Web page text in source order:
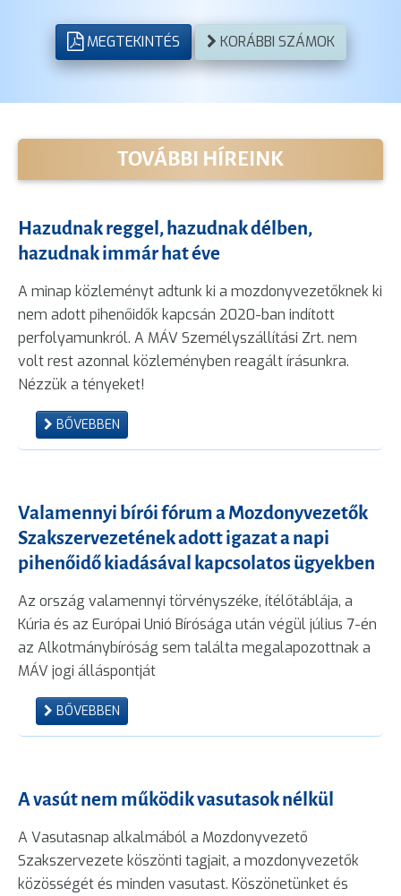
MEGTEKINTÉS KORÁBBI SZÁMOK
TOVÁBBI HÍREINK
Hazudnak reggel, hazudnak délben,
hazudnak immár hat éve
A minap közleményt adtunk ki a mozdonyvezetőknek ki
nem adott pihenőidők kapcsán 2020-ban indított
perfolyamunkról. A MÁV Személyszállítási Zrt. nem
volt rest azonnal közleményben reagált írásunkra.
Nézzük a tényeket!
BŐVEBBEN
Valamennyi bírói fórum a Mozdonyvezetők
Szakszervezetének adott igazat a napi
pihenőidő kiadásával kapcsolatos ügyekben
Az ország valamennyi törvényszéke, ítélőtáblája, a
Kúria és az Európai Unió Bírósága után végül július 7-én
az Alkotmánybíróság sem találta megalapozottnak a
MÁV jogi álláspontját
BŐVEBBEN
A vasút nem működik vasutasok nélkül
A Vasutasnap alkalmából a Mozdonyvezető
Szakszervezete köszönti tagjait, a mozdonyvezetők
közösségét és minden vasutast. Köszönetünket és